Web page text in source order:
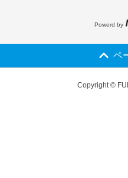
Powerd by
ペ
Copyright ©